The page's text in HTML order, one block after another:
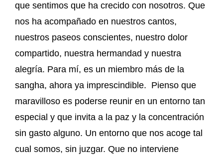
que sentimos que ha crecido con nosotros. Que
nos ha acompañado en nuestros cantos,
nuestros paseos conscientes, nuestro dolor
compartido, nuestra hermandad y nuestra
alegría. Para mí, es un miembro más de la
sangha, ahora ya imprescindible. Pienso que
maravilloso es poderse reunir en un entorno tan
especial y que invita a la paz y la concentración
sin gasto alguno. Un entorno que nos acoge tal
cual somos, sin juzgar. Que no interviene